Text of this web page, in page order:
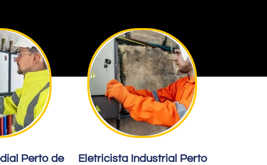
Perto de
Eletricista Industrial Perto